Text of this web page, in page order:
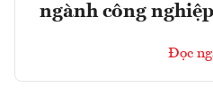
ngành công
Đọc